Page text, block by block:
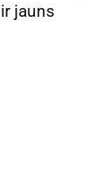
jauns